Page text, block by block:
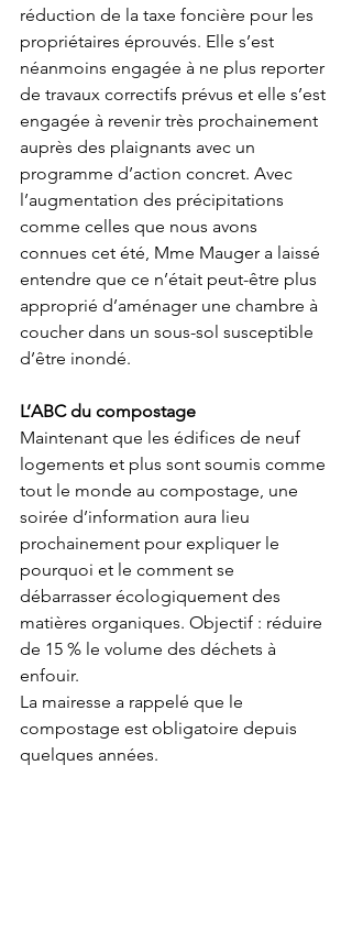
réduction de la taxe foncière pour les
propriétaires éprouvés. Elle s’est
néanmoins engagée à ne plus reporter
de travaux correctifs prévus et elle s’est
engagée à revenir très prochainement
auprès des plaignants avec un
programme d’action concret. Avec
l’augmentation des précipitations
comme celles que nous avons
connues cet été, Mme Mauger a laissé
entendre que ce n’était peut-être plus
approprié d’aménager une chambre à
coucher dans un sous-sol susceptible
d’être inondé.
L’ABC du compostage
Maintenant que les édifices de neuf
logements et plus sont soumis comme
tout le monde au compostage, une
soirée d’information aura lieu
prochainement pour expliquer le
pourquoi et le comment se
débarrasser écologiquement des
matières organiques. Objectif : réduire
de 15 % le volume des déchets à
enfouir.
La mairesse a rappelé que le
compostage est obligatoire depuis
quelques années.